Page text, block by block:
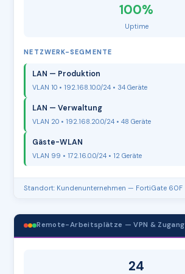
100%
Uptime
NETZWERK-SEGMENTE
LAN — Produktion
VLAN 10 • 192.168.10.0/24 • 34 Geräte
LAN — Verwaltung
VLAN 20 • 192.168.20.0/24 • 48 Geräte
Gäste-WLAN
VLAN 99 • 172.16.0.0/24 • 12 Geräte
Standort: Kundenunternehmen — FortiGate 60F
Remote-Arbeitsplätze — VPN & Zugang
24